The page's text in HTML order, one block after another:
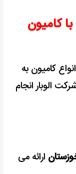
کامیون
کامیون به
الوبار انجام
ارائه می